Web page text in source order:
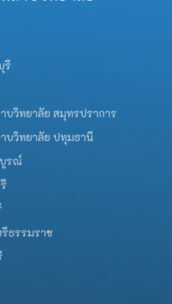
รี
วิทยาลัย สมุทรปราการ
บวิทยาลัย ปทุมธานี
รณ์
ธรรมราช